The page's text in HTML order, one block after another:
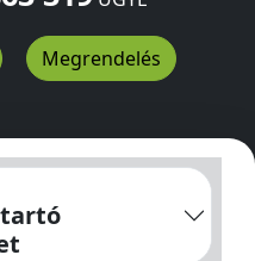
Megrendelés
Petőfi Sándor